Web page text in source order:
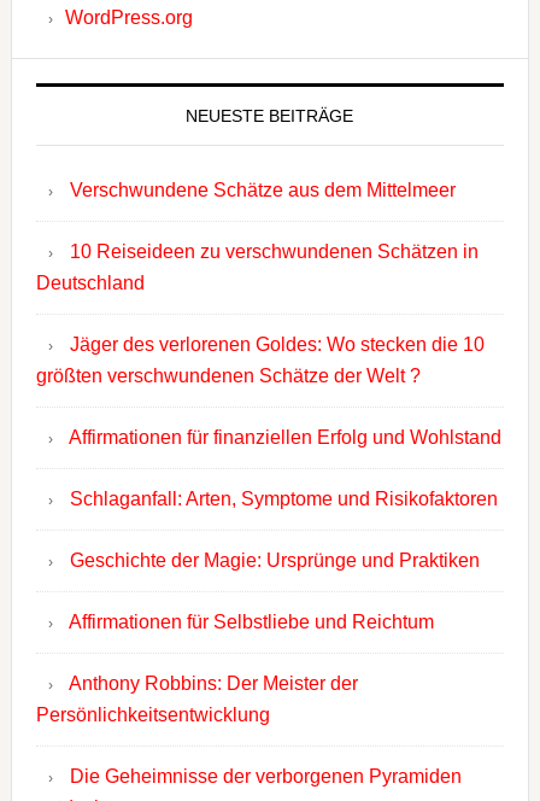
WordPress.org
NEUESTE BEITRÄGE
Verschwundene Schätze aus dem Mittelmeer
10 Reiseideen zu verschwundenen Schätzen in
Deutschland
Jäger des verlorenen Goldes: Wo stecken die 10
größten verschwundenen Schätze der Welt ?
Affirmationen für finanziellen Erfolg und Wohlstand
Schlaganfall: Arten, Symptome und Risikofaktoren
Geschichte der Magie: Ursprünge und Praktiken
Affirmationen für Selbstliebe und Reichtum
Anthony Robbins: Der Meister der
Persönlichkeitsentwicklung
Die Geheimnisse der verborgenen Pyramiden